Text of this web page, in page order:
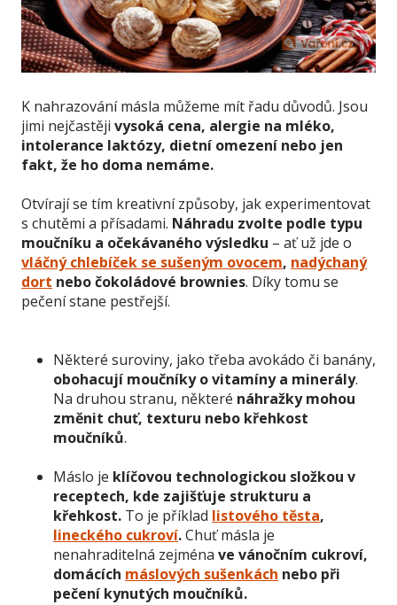
K nahrazování másla můžeme mít řadu důvodů. Jsou
jimi nejčastěji vysoká cena, alergie na mléko,
intolerance laktózy, dietní omezení nebo jen
fakt, že ho doma nemáme.
Otvírají se tím kreativní způsoby, jak experimentovat
s chutěmi a přísadami. Náhradu zvolte podle typu
moučníku a očekávaného výsledku – ať už jde o
vláčný chlebíček se sušeným ovocem, nadýchaný
dort nebo čokoládové brownies. Díky tomu se
pečení stane pestřejší.
Některé suroviny, jako třeba avokádo či banány,
obohacují moučníky o vitamíny a minerály.
Na druhou stranu, některé náhražky mohou
změnit chuť, texturu nebo křehkost
moučníků.
Máslo je klíčovou technologickou složkou v
receptech, kde zajišťuje strukturu a
křehkost. To je příklad listového těsta,
lineckého cukroví.Chuť másla je
nenahraditelná zejména ve vánočním cukroví,
domácích máslových sušenkách nebo při
pečení kynutých moučníků.